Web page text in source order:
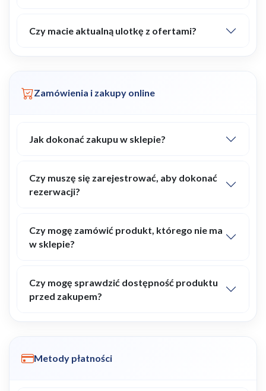
Czy macie aktualną ulotkę z ofertami?
Zamówienia i zakupy online
Jak dokonać zakupu w sklepie?
Czy muszę się zarejestrować, aby dokonać
rezerwacji?
Czy mogę zamówić produkt, którego nie ma
w sklepie?
Czy mogę sprawdzić dostępność produktu
przed zakupem?
Metody płatności